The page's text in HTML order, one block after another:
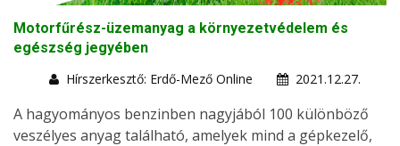
Motorfűrész-üzemanyag a környezetvédelem és
egészség jegyében
Hírszerkesztő: Erdő-Mező Online
2021.12.27.
A hagyományos benzinben nagyjából 100 különböző
veszélyes anyag található, amelyek mind a gépkezelő,